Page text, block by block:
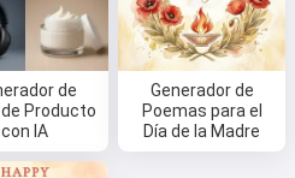
de
Producto
con IA
Generador de
Poemas para el
Día de la Madre
escribir
🥰
gratis